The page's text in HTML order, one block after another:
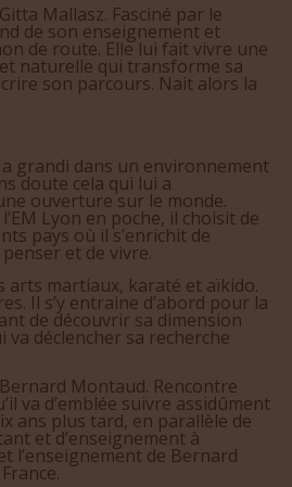
Mallasz. Fasciné par le
de son enseignement et
de route. Elle lui fait vivre une
naturelle qui transforme sa
son parcours. Nait alors la
a grandi dans un environnement
doute cela qui lui a
ouverture sur le monde.
Lyon en poche, il choisit de
pays où il s’enrichit de
et de vivre.
arts martiaux, karaté et aïkido.
Il s’y entraine d’abord pour la
de découvrir sa dimension
va déclencher sa recherche
Montaud. Rencontre
va d’emblée suivre assidûment
ans plus tard, en parallèle de
et d’enseignement à
l’enseignement de Bernard